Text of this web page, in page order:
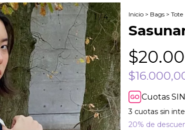
1 /4 Inicio > Bags > Tote
Cuotas
3 cuotas sin
20% de